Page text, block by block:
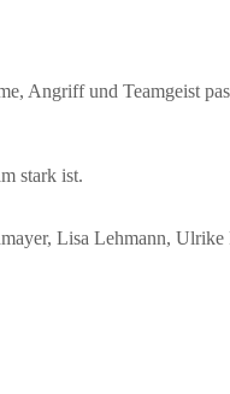
Angriff und Teamgeist
stark ist.
Lisa Lehmann,